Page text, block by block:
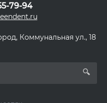
79-94
Коммунальная ул., 18